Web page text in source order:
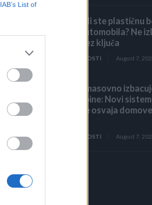
IAB’s List of
Primijetili ste plastičnu
točak automobila? Ne
vozila bez ključa
ZANIMLJIVOSTI August 7,
Evropa masovno
i tuš-kabine: Novi
tuširanje osvaja
ZANIMLJIVOSTI August 7,